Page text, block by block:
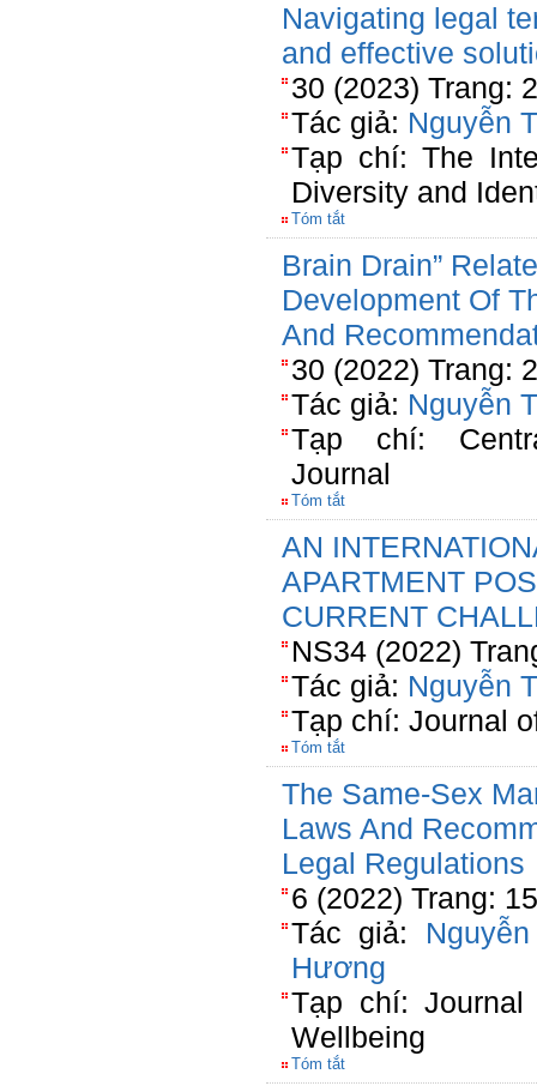
Navigating legal
and effective
30 (2023) Trang:
Tác giả: Nguyễn
Tạp chí: The
Diversity and
Tóm tắt
Brain Drain”
Development Of
And
30 (2022) Trang:
Tác giả: Nguyễn
Tạp chí:
Journal
Tóm tắt
AN
APARTMENT
CURRENT
NS34 (2022)
Tác giả: Nguyễn
Tạp chí: Journal
Tóm tắt
The Same-Sex
Laws And
Legal Regulations
6 (2022) Trang:
Tác giả:
Hương
Tạp chí:
Wellbeing
Tóm tắt